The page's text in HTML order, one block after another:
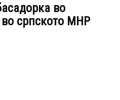
во
српското МНР